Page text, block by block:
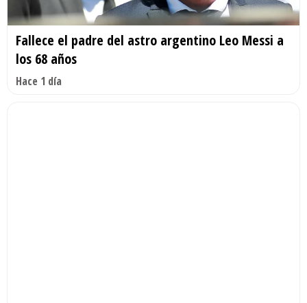
Fallece el padre del astro argentino Leo Messi a
los 68 años
Hace 1 día